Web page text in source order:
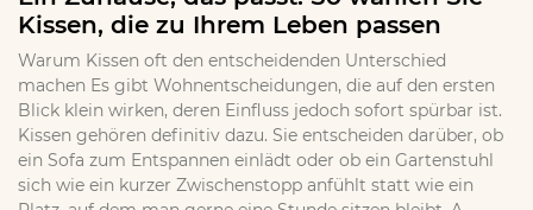
Kissen, die zu Ihrem Leben passen
Warum Kissen oft den entscheidenden Unterschied
machen Es gibt Wohnentscheidungen, die auf den ersten
Blick klein wirken, deren Einfluss jedoch sofort spürbar ist.
Kissen gehören definitiv dazu. Sie entscheiden darüber, ob
ein Sofa zum Entspannen einlädt oder ob ein Gartenstuhl
sich wie ein kurzer Zwischenstopp anfühlt statt wie ein